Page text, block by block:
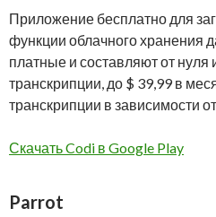
Приложение бесплатно для
функции облачного хранения
платные и составляют от нуля
транскрипции, до $ 39,99 в
транскрипции в зависимости
Скачать Codi в Google Play
Parrot